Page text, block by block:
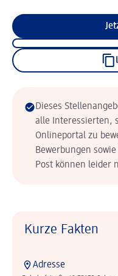
Dieses
alle Interessierten,
Onlineportal zu
Bewerbungen
Post können leider
Kurze Fakten
Adresse